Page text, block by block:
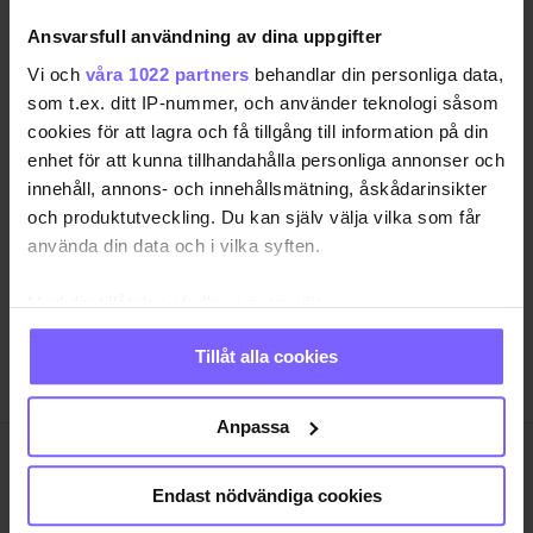
Ansvarsfull användning av dina uppgifter
Vi och våra 1022 partners behandlar din personliga data,
som t.ex. ditt IP-nummer, och använder teknologi såsom
cookies för att lagra och få tillgång till information på din
enhet för att kunna tillhandahålla personliga annonser och
innehåll, annons- och innehållsmätning, åskådarinsikter
och produktutveckling. Du kan själv välja vilka som får
använda din data och i vilka syften.
Med din tillåtelse skulle vi även vilja:
Samla in information om din geografiska plats
som kan ha en noggrannhet på upp till flera meter
Identifiera din enhet genom att aktivt skanna den
för specifika kännetecken (fingeravtryck)
Ta reda på mer om hur dina personliga uppgifter
Du kan ändra eller dra tillbaka ditt samtycke när som
Tillåt alla cookies
Anpassa
Endast nödvändiga cookies
Khaled skriver om
homosexuella män i Syrien
NÖJE •I Syrien är homosexualitet
olagligt och deras historier har aldrig berättats förut.
Därför skrev Khaled Alesmael boken Selamlik.